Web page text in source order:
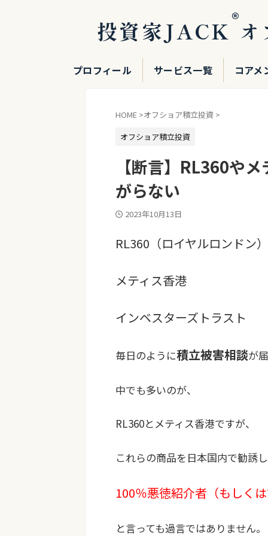
投資家JACK®
プロフィール サービス一覧 コアメ
HOME >オフショア積立投資 >
オフショア積立投資
【断言】RL360や
がらない
2023年10月13日
RL360（ロイヤルロンドン）
メティス香港
インベスターズトラスト
毎日のように積立被害相談が
中でも多いのが、
RL360とメティス香港ですが、
これらの商品を日本国内で勧誘
100％悪徳紹介者（もしく
と言っても過言ではありません。